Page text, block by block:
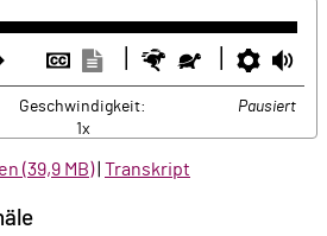
VorwärtsUntertitel
ausblenden
Transkription
anzeigen
Schneller
Langsamer
Geschwindigkeit:
1x
Pausiert
(39,9 MB)| Transkript